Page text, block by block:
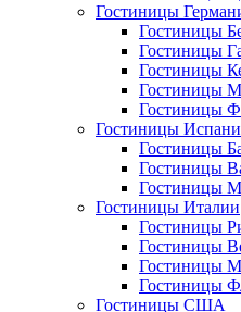
Гостиницы
Гостиницы
Гостиницы
Гостиницы
Гостиницы
Гостиницы
Гостиницы
Гостиницы
Гостиницы
Гостиницы
Гостиницы Италии
Гостиницы
Гостиницы
Гостиницы
Гостиницы
Гостиницы США